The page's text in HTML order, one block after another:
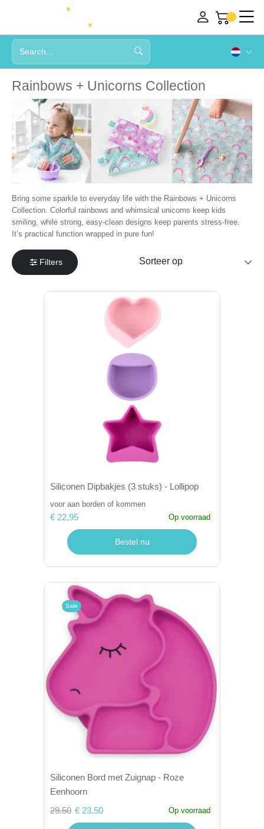
Rainbows + Unicorns Collection
Bring some sparkle to everyday life with the Rainbows + Unicorns
Collection. Colorful rainbows and whimsical unicorns keep kids
smiling, while strong, easy-clean designs keep parents stress-free.
It’s practical function wrapped in pure fun!
Filters
Siliconen Dipbakjes (3 stuks) - Lollipop
voor aan borden of kommen
€ 22,95 Op voorraad
Bestel nu
Sale
Siliconen Bord met Zuignap - Roze
Eenhoorn
29.50 € 23,50 Op voorraad